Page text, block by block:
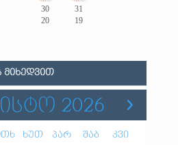
30
31
20 19
ᲛᲘᲮᲔᲓᲕᲘᲗ
2026
ხუთ პარ შაბ კვი